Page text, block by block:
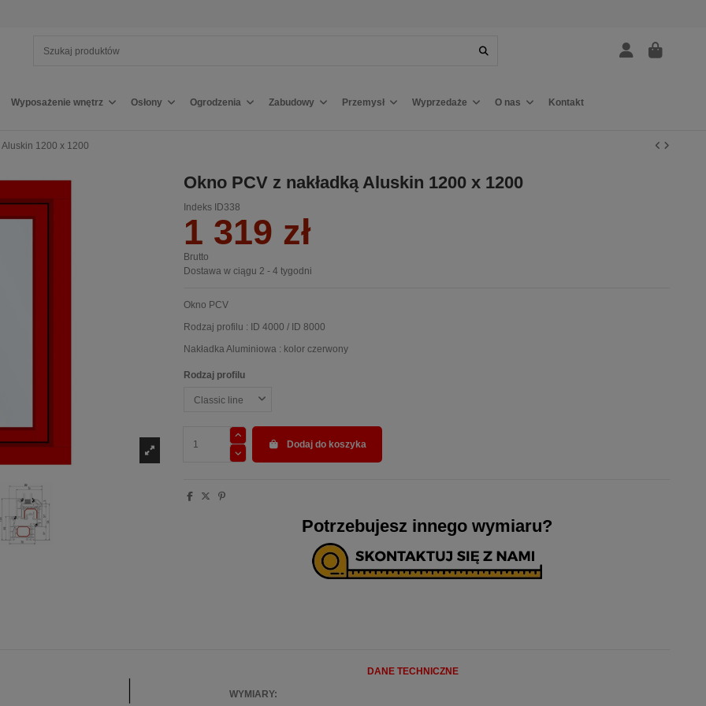
Wyposażenie wnętrz Osłony Ogrodzenia Zabudowy Przemysł Wyprzedaże O nas Kontakt
Aluskin 1200 x 1200
Okno PCV z nakładką Aluskin 1200 x 1200
Indeks ID338
1 319 zł
Brutto
Dostawa w ciągu 2 - 4 tygodni
Okno PCV
Rodzaj profilu : ID 4000 / ID 8000
Nakładka Aluminiowa : kolor czerwony
Rodzaj profilu
Dodaj do koszyka
Potrzebujesz innego wymiaru?
DANE TECHNICZNE
WYMIARY: